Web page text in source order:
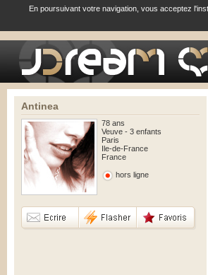
En poursuivant votre navigation, vous acceptez
Antinea
78 ans
Veuve - 3 enfants
Paris
Ile-de-France
France
hors ligne